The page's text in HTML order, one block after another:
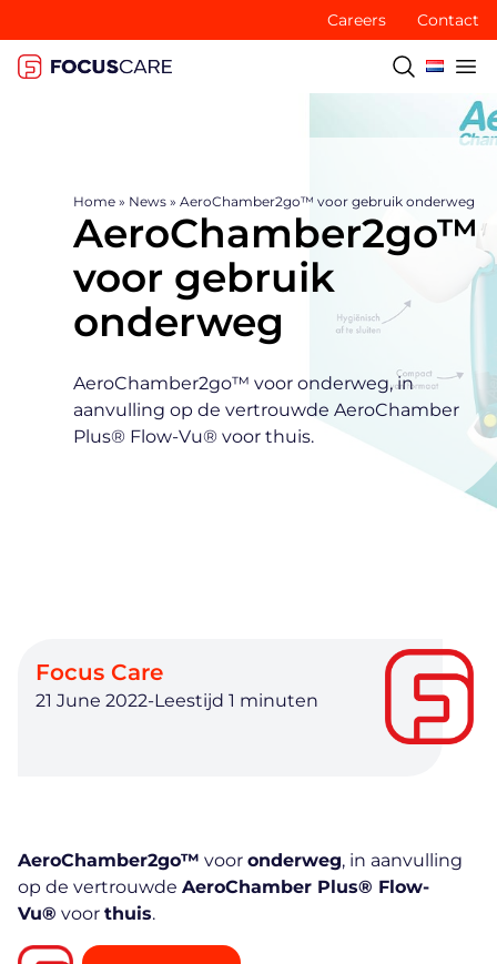
Careers Contact
Home » News » AeroChamber2go™ voor gebruik onderweg
AeroChamber2go™
voor gebruik
onderweg
AeroChamber2go™ voor onderweg, in
aanvulling op de vertrouwde AeroChamber
Plus® Flow-Vu® voor thuis.
Focus Care
21 June 2022-
AeroChamber2go™ voor onderweg, in aanvulling
op de vertrouwde AeroChamber Plus® Flow-
Vu® voor thuis.